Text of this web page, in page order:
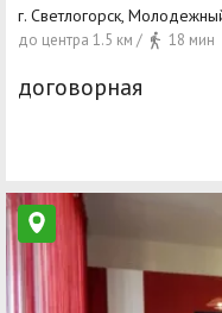
г. Светлогорск,
до центра 1.5 км / 18 мин
договорная